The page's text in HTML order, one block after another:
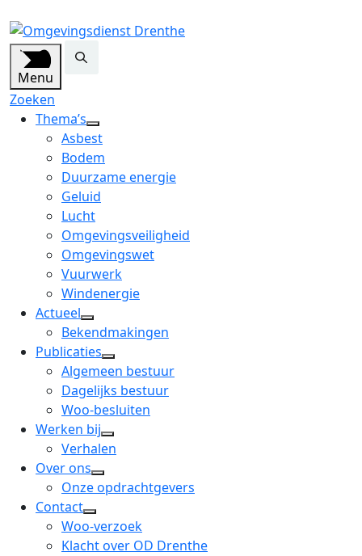
Menu
Zoeken
Thema’s
open
dropdown
menu
Asbest
Bodem
Duurzame energie
Geluid
Lucht
Omgevingsveiligheid
Omgevingswet
Vuurwerk
Windenergie
Actueel
open
dropdown
menu
Bekendmakingen
Publicaties
open
dropdown
menu
Algemeen bestuur
Dagelijks bestuur
Woo-besluiten
Werken bij
open
menu
Verhalen
Over ons
open
dropdown
menu
Onze opdrachtgevers
Contact
open
dropdown
Woo-verzoek
Klacht over OD Drenthe